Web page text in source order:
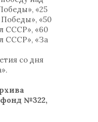
«25
«50
СССР», «60
СССР», «За
со дня
фонд №322,